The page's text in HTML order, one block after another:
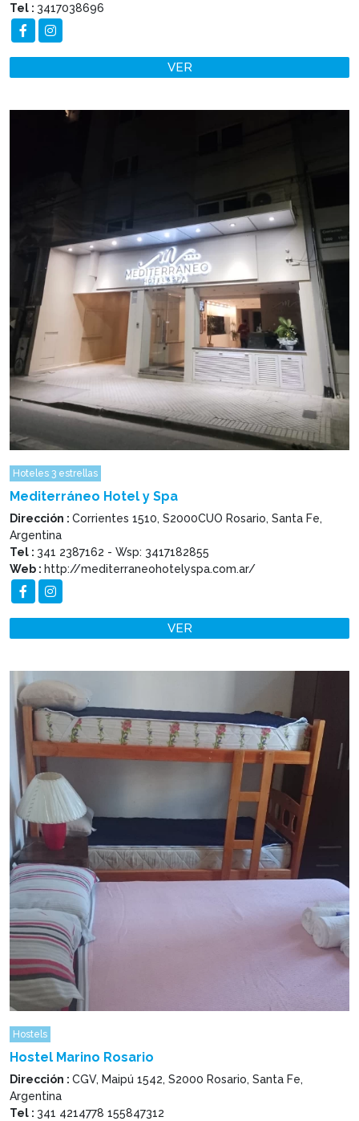
Tel : 3417038696
VER
Hoteles 3 estrellas
Mediterráneo Hotel y Spa
Dirección : Corrientes 1510, S2000CUO Rosario, Santa Fe,
Argentina
Tel : 341 2387162 - Wsp: 3417182855
Web : http://mediterraneohotelyspa.com.ar/
VER
Hostels
Hostel Marino Rosario
Dirección : CGV, Maipú 1542, S2000 Rosario, Santa Fe,
Argentina
Tel : 341 4214778 155847312